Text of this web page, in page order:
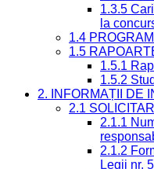
1.3.5
la
1.4
1.5
1.5.1
1.5.2
2. INFORMAȚII DE
2.1
2.1.1
2.1.2
Legii nr.